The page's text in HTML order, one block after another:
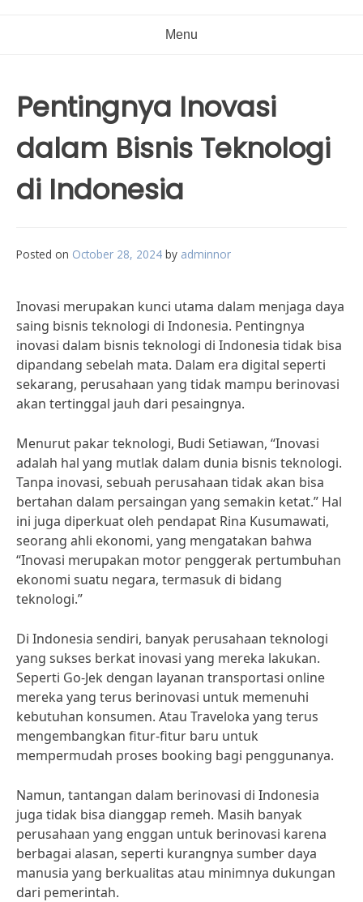
Menu
Pentingnya Inovasi
dalam Bisnis Teknologi
di Indonesia
Posted on October 28, 2024 by adminnor
Inovasi merupakan kunci utama dalam menjaga daya
saing bisnis teknologi di Indonesia. Pentingnya
inovasi dalam bisnis teknologi di Indonesia tidak bisa
dipandang sebelah mata. Dalam era digital seperti
sekarang, perusahaan yang tidak mampu berinovasi
akan tertinggal jauh dari pesaingnya.
Menurut pakar teknologi, Budi Setiawan, “Inovasi
adalah hal yang mutlak dalam dunia bisnis teknologi.
Tanpa inovasi, sebuah perusahaan tidak akan bisa
bertahan dalam persaingan yang semakin ketat.” Hal
ini juga diperkuat oleh pendapat Rina Kusumawati,
seorang ahli ekonomi, yang mengatakan bahwa
“Inovasi merupakan motor penggerak pertumbuhan
ekonomi suatu negara, termasuk di bidang
teknologi.”
Di Indonesia sendiri, banyak perusahaan teknologi
yang sukses berkat inovasi yang mereka lakukan.
Seperti Go-Jek dengan layanan transportasi online
mereka yang terus berinovasi untuk memenuhi
kebutuhan konsumen. Atau Traveloka yang terus
mengembangkan fitur-fitur baru untuk
mempermudah proses booking bagi penggunanya.
Namun, tantangan dalam berinovasi di Indonesia
juga tidak bisa dianggap remeh. Masih banyak
perusahaan yang enggan untuk berinovasi karena
berbagai alasan, seperti kurangnya sumber daya
manusia yang berkualitas atau minimnya dukungan
dari pemerintah.